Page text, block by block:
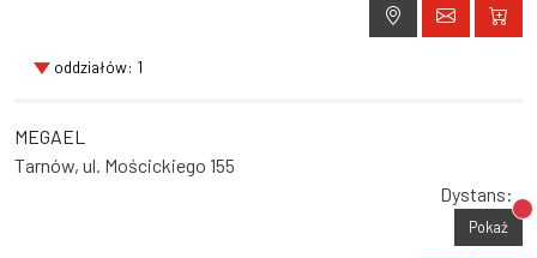
oddziałów: 1
MEGAEL
Tarnów, ul. Mościckiego 155
Dystans:
Pokaż